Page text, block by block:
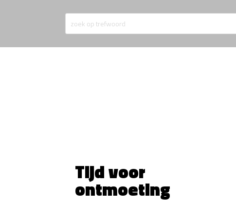
Tijd voor
ontmoeting